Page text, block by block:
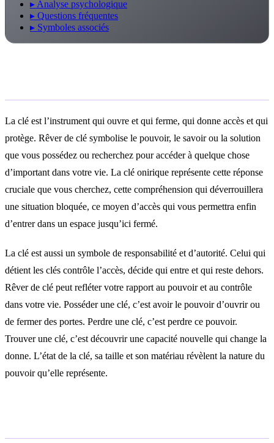
▸ Analyse psychologique
▸ Questions fréquentes
▸ Symboles associés
La clé est l’instrument qui ouvre et qui ferme, qui donne accès et qui
protège. Rêver de clé symbolise le pouvoir, le savoir ou la solution
que vous possédez ou recherchez pour accéder à quelque chose
d’important dans votre vie. La clé onirique représente cette réponse
cruciale que vous cherchez, cette compréhension qui déverrouillera
une situation bloquée, ce moyen d’accès qui vous permettra enfin
d’entrer dans un espace jusqu’ici fermé.
La clé est aussi un symbole de responsabilité et d’autorité. Celui qui
détient les clés contrôle l’accès, décide qui entre et qui reste dehors.
Rêver de clé peut refléter votre rapport au pouvoir et au contrôle
dans votre vie. Posséder une clé, c’est avoir le pouvoir d’ouvrir ou
de fermer des portes. Perdre une clé, c’est perdre ce pouvoir.
Trouver une clé, c’est découvrir une capacité nouvelle qui change la
donne. L’état de la clé, sa taille et son matériau révèlent la nature du
pouvoir qu’elle représente.